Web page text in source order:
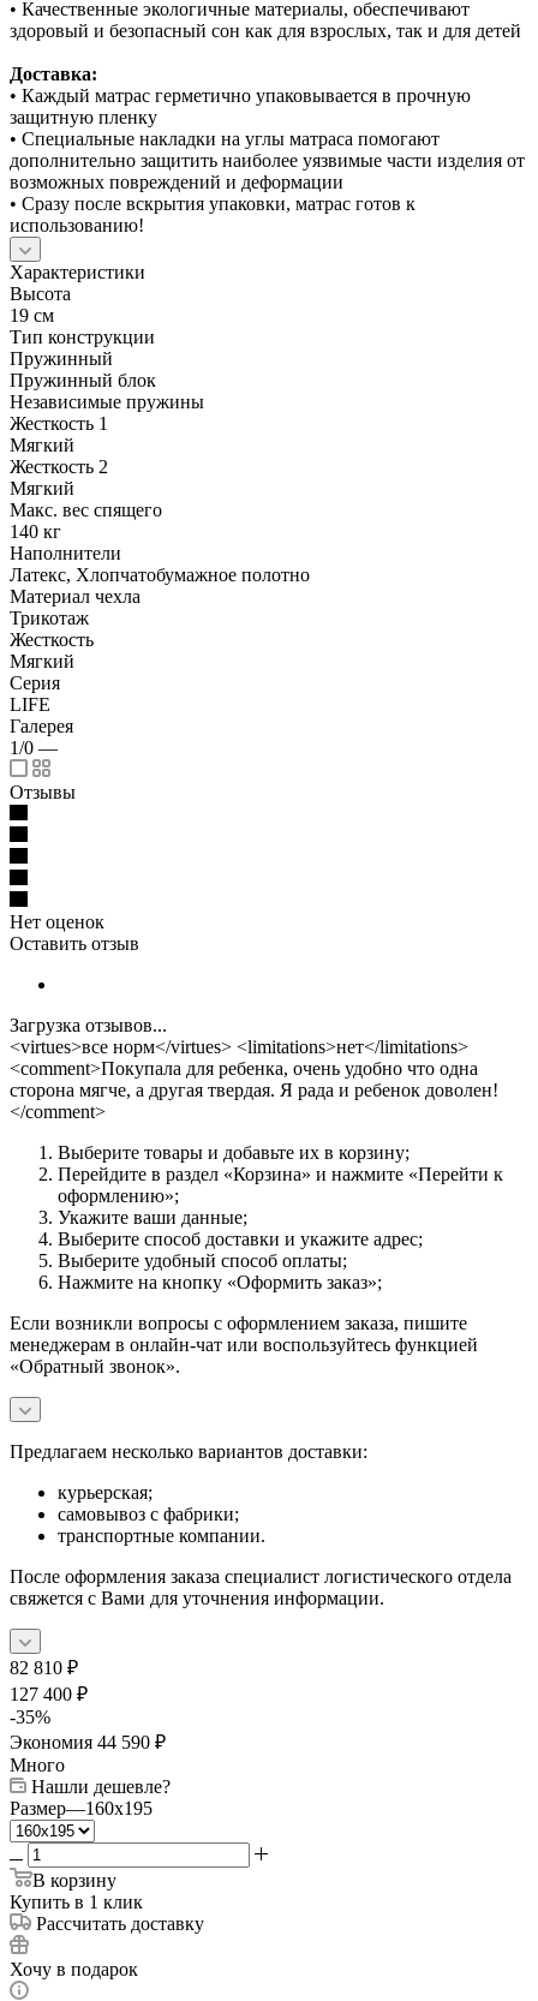
• Качественные экологичные материалы, обеспечивают
здоровый и безопасный сон как для взрослых, так и для детей
Доставка:
• Каждый матрас герметично упаковывается в прочную
защитную пленку
• Специальные накладки на углы матраса помогают
дополнительно защитить наиболее уязвимые части изделия от
возможных повреждений и деформации
• Сразу после вскрытия упаковки, матрас готов к
использованию!
Характеристики
Высота
19 см
Тип конструкции
Пружинный
Пружинный блок
Независимые пружины
Жесткость 1
Мягкий
Жесткость 2
Мягкий
Макс. вес спящего
140 кг
Наполнители
Латекс, Хлопчатобумажное полотно
Материал чехла
Трикотаж
Жесткость
Мягкий
Серия
LIFE
Галерея
1/0 —
Отзывы
Нет оценок
Оставить отзыв
Загрузка отзывов...
<virtues>все норм</virtues> <limitations>нет</limitations>
<comment>Покупала для ребенка, очень удобно что одна
сторона мягче, а другая твердая. Я рада и ребенок доволен!
</comment>
Выберите товары и добавьте их в корзину;
Перейдите в раздел «Корзина» и нажмите «Перейти к
оформлению»;
Укажите ваши данные;
Выберите способ доставки и укажите адрес;
Выберите удобный способ оплаты;
Нажмите на кнопку «Оформить заказ»;
Если возникли вопросы с оформлением заказа, пишите
менеджерам в онлайн-чат или воспользуйтесь функцией
«Обратный звонок».
Предлагаем несколько вариантов доставки:
курьерская;
самовывоз с фабрики;
транспортные компании.
После оформления заказа специалист логистического отдела
свяжется с Вами для уточнения информации.
82 810 ₽
127 400 ₽
-35%
Экономия 44 590 ₽
Много
Нашли дешевле?
Размер—160x195
В корзину
Купить в 1 клик
Рассчитать доставку
Хочу в подарок